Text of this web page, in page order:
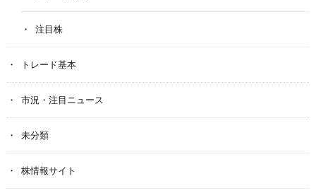
注目株
トレード基本
市況・注目ニュース
未分類
株情報サイト